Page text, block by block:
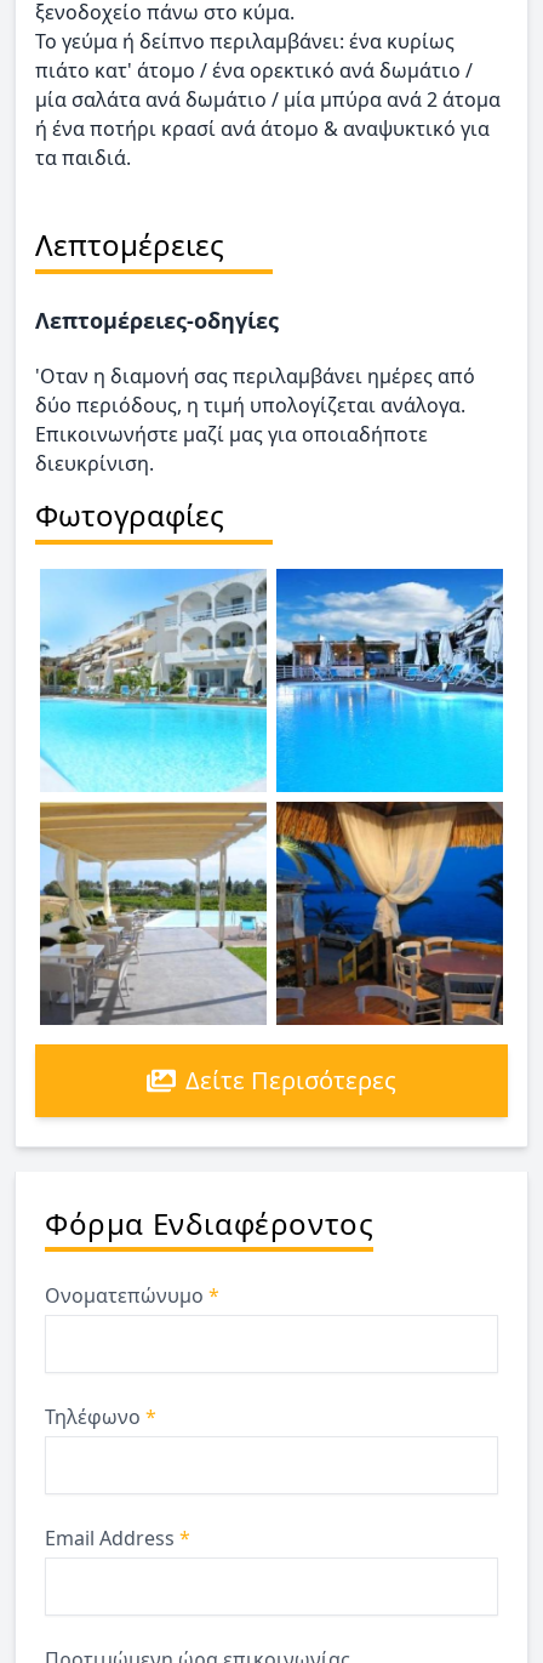
ξενοδοχείο πάνω στο κύμα.
To γεύμα ή δείπνο περιλαμβάνει: ένα κυρίως
πιάτο κατ' άτομο / ένα ορεκτικό ανά δωμάτιο /
μία σαλάτα ανά δωμάτιο / μία μπύρα ανά 2 άτομα
ή ένα ποτήρι κρασί ανά άτομο & αναψυκτικό για
τα παιδιά.
Λεπτομέρειες
Λεπτομέρειες-οδηγίες
'Οταν η διαμονή σας περιλαμβάνει ημέρες από
δύο περιόδους, η τιμή υπολογίζεται ανάλογα.
Επικοινωνήστε μαζί μας για οποιαδήποτε
διευκρίνιση.
Φωτογραφίες
Δείτε Περισότερες
Φόρμα Ενδιαφέροντος
Ονοματεπώνυμο *
Τηλέφωνο *
Email Address *